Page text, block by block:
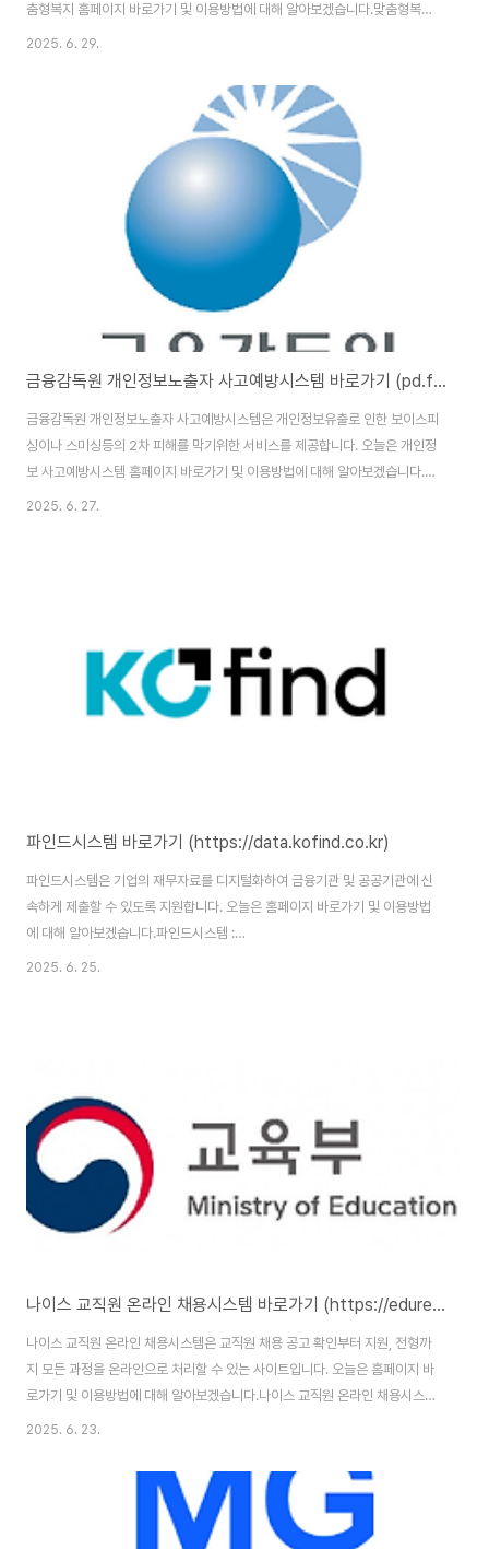
춤형복지 홈페이지 바로가기 및 이용방법에 대해 알아보겠습니다.맞춤형복지
포탈 홈페이지 : https://www.gwp.or.kr/wus/cmmn/lgn/login.jdo 맞춤
(https://www.gwp.or.kr/wus/cmmn/lgn/login.jdo)입니다. 홈페이지 이
용을 위해서는 본인인증을 통한 회원가입을 완료해야 합니다. 맞춤형 복지포털
의 주요 기능맞춤형 복지포털은 사용자에게 다양한 기능을 제공합니다. 복지포
인트의 배정 현황을 실시간으로 확인할 수 있으며, 포인트를 활용한 다양한 복
2025. 6. 29.
금융감독원 개인정보노출자 사고예방시스템 바로가기 (pd.fss.or.kr)
금융감독원 개인정보노출자 사고예방시스템은 개인정보유출로 인한 보이스피
싱이나 스미싱등의 2차 피해를 막기위한 서비스를 제공합니다. 오늘은 개인정
보 사고예방시스템 홈페이지 바로가기 및 이용방법에 대해 알아보겠습니다.금
융감독원 개인정보노출자 사고예방시스템 : https://pd.fss.or.kr/ 금융감독
으로써 금융회사들이 해당 명의로..
2025. 6. 27.
파인드시스템 바로가기 (https://data.kofind.co.kr)
파인드시스템은 기업의 재무자료를 디지털화하여 금융기관 및 공공기관에 신
속하게 제출할 수 있도록 지원합니다. 오늘은 홈페이지 바로가기 및 이용방법
에 대해 알아보겠습니다.파인드시스템 :
https://data.kofind.co.kr/cm/CMCOM01R0.index 파인드시스템 홈페
입니다. 이를 통해 기업은 복잡한 서류 제출 과정을 간소화하고, ..
2025. 6. 25.
나이스 교직원 온라인 채용시스템 바로가기 (https://edurecruit.go.kr)
나이스 교직원 온라인 채용시스템은 교직원 채용 공고 확인부터 지원, 전형까
지 모든 과정을 온라인으로 처리할 수 있는 사이트입니다. 오늘은 홈페이지 바
로가기 및 이용방법에 대해 알아보겠습니다.나이스 교직원 온라인 채용시스템
: https://edurecruit.go.kr/nxui/index.html 나이스 교직원 온라인 채용시
(https://edurecruit.go.kr/nxui/index.html)입니다. 홈페이지 이용을 위
해서는 본인인증을 통한 회원가입을 완료해야 합니다. 나이스 교직원 온라인
채용시스템이란?나이스 교직원 온라인 채용시스템은 교육행정정보시스템
2025. 6. 23.